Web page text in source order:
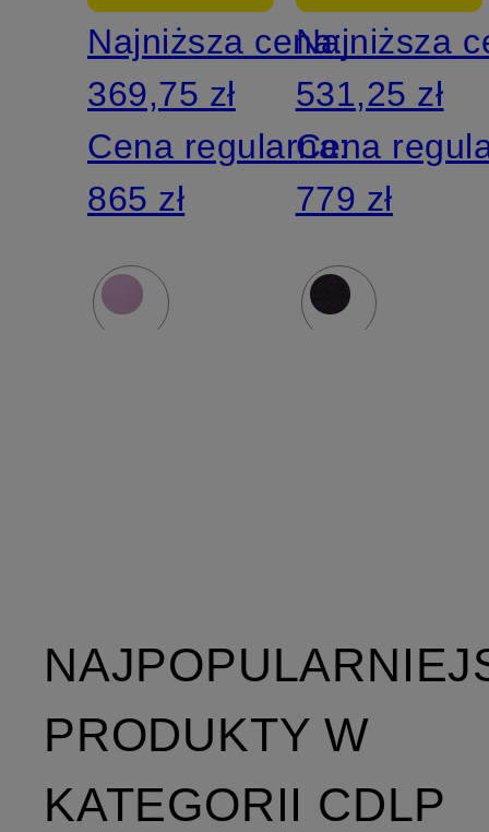
Najniższa cena:
369,75 zł
Cena regularna:
865 zł
Najniższa
531,25 zł
Cena
779 zł
PRODUKTY W
KATEGORII CDLP